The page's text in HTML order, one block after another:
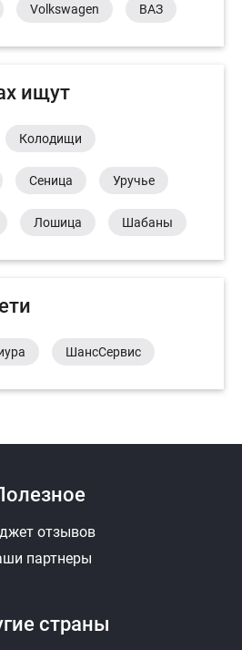
Volkswagen ВАЗ
ищут
Колодищи
Сеница Уручье
Лошица Шабаны
ШансСервис
страны
отзывов
партнеры